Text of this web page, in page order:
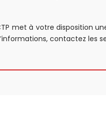
met à votre disposition
contactez les